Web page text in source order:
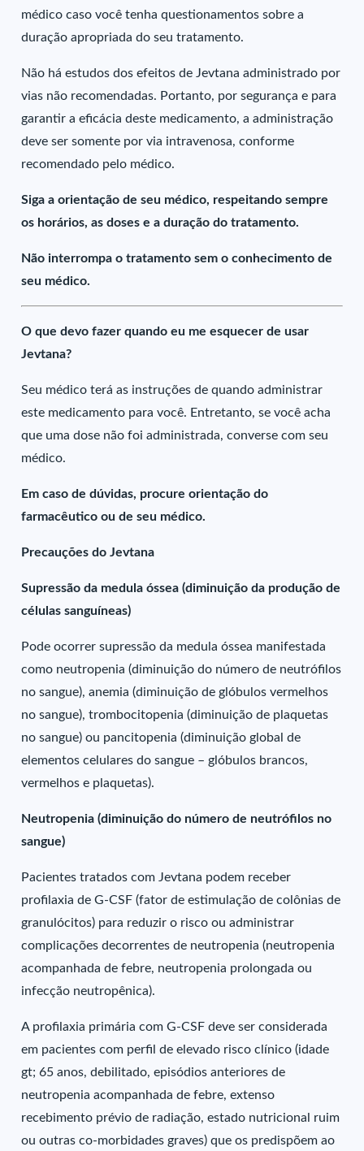
médico caso você tenha questionamentos sobre a
duração apropriada do seu tratamento.
Não há estudos dos efeitos de Jevtana administrado por
vias não recomendadas. Portanto, por segurança e para
garantir a eficácia deste medicamento, a administração
deve ser somente por via intravenosa, conforme
recomendado pelo médico.
Siga a orientação de seu médico, respeitando sempre
os horários, as doses e a duração do tratamento.
Não interrompa o tratamento sem o conhecimento de
seu médico.
O que devo fazer quando eu me esquecer de usar
Jevtana?
Seu médico terá as instruções de quando administrar
este medicamento para você. Entretanto, se você acha
que uma dose não foi administrada, converse com seu
médico.
Em caso de dúvidas, procure orientação do
farmacêutico ou de seu médico.
Precauções do Jevtana
Supressão da medula óssea (diminuição da produção de
células sanguíneas)
Pode ocorrer supressão da medula óssea manifestada
como neutropenia (diminuição do número de neutrófilos
no sangue), anemia (diminuição de glóbulos vermelhos
no sangue), trombocitopenia (diminuição de plaquetas
no sangue) ou pancitopenia (diminuição global de
elementos celulares do sangue – glóbulos brancos,
vermelhos e plaquetas).
Neutropenia (diminuição do número de neutrófilos no
sangue)
Pacientes tratados com Jevtana podem receber
profilaxia de G-CSF (fator de estimulação de colônias de
granulócitos) para reduzir o risco ou administrar
complicações decorrentes de neutropenia (neutropenia
acompanhada de febre, neutropenia prolongada ou
infecção neutropênica).
A profilaxia primária com G-CSF deve ser considerada
em pacientes com perfil de elevado risco clínico (idade
gt; 65 anos, debilitado, episódios anteriores de
neutropenia acompanhada de febre, extenso
recebimento prévio de radiação, estado nutricional ruim
ou outras co-morbidades graves) que os predispõem ao